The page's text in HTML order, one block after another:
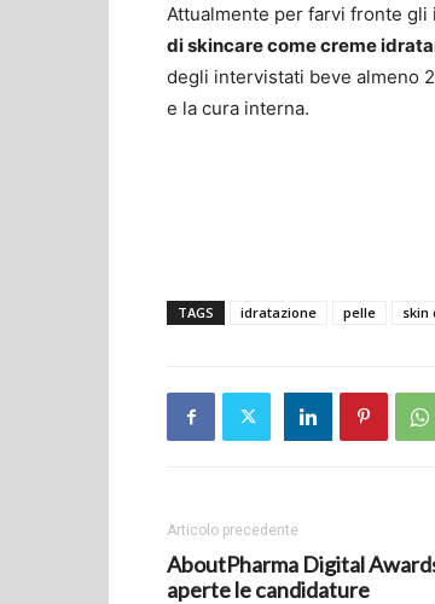
Attualmente per farvi fronte gli
di skincare come creme
degli intervistati beve almeno
e la cura interna.
TAGS idratazione pelle skin
Articolo precedente
AboutPharma Digital
aperte le candidature